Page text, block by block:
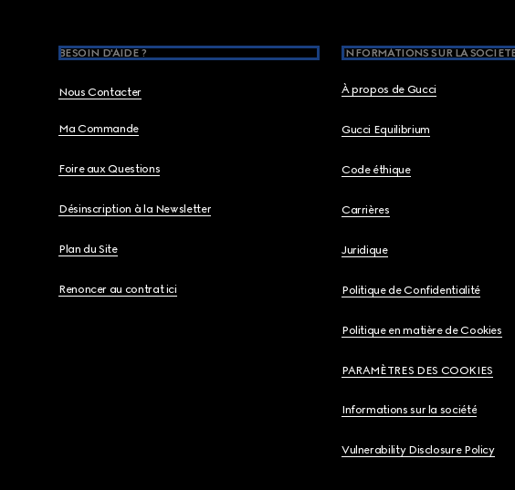
BESOIN D'AIDE ?
Nous Contacter
Ma Commande
Foire aux Questions
Désinscription à la Newsletter
Plan du Site
Renoncer au contrat ici
INFORMATIONS SUR LA
À propos de Gucci
Gucci Equilibrium
Code éthique
Carrières
Juridique
Politique de Confidentialité
Politique en matière de Cookies
PARAMÈTRES DES COOKIES
Informations sur la société
Vulnerability Disclosure Policy